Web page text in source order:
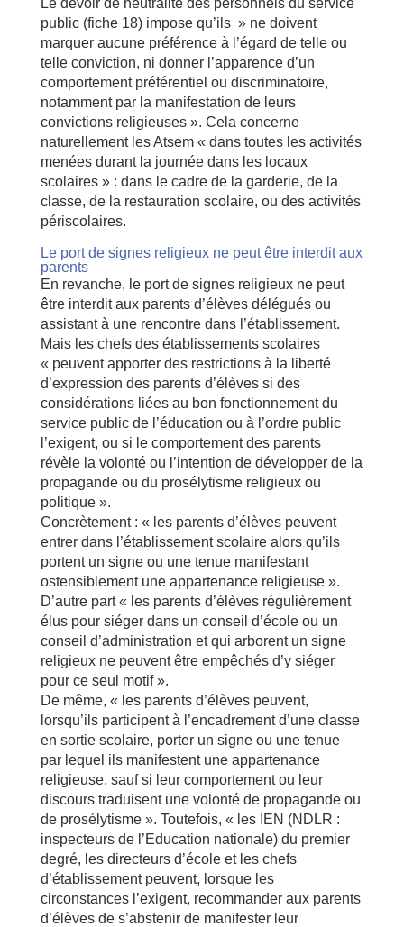
public (fiche 18) impose qu’ils » ne doivent
marquer aucune préférence à l’égard de telle ou
telle conviction, ni donner l’apparence d’un
comportement préférentiel ou discriminatoire,
notamment par la manifestation de leurs
convictions religieuses ». Cela concerne
naturellement les Atsem « dans toutes les activités
menées durant la journée dans les locaux
scolaires » : dans le cadre de la garderie, de la
classe, de la restauration scolaire, ou des activités
périscolaires.
Le port de signes religieux ne peut être interdit aux
parents
En revanche, le port de signes religieux ne peut
être interdit aux parents d’élèves délégués ou
assistant à une rencontre dans l’établissement.
Mais les chefs des établissements scolaires
« peuvent apporter des restrictions à la liberté
d’expression des parents d’élèves si des
considérations liées au bon fonctionnement du
service public de l’éducation ou à l’ordre public
l’exigent, ou si le comportement des parents
révèle la volonté ou l’intention de développer de la
propagande ou du prosélytisme religieux ou
politique ».
Concrètement : « les parents d’élèves peuvent
entrer dans l’établissement scolaire alors qu’ils
portent un signe ou une tenue manifestant
ostensiblement une appartenance religieuse ».
D’autre part « les parents d’élèves régulièrement
élus pour siéger dans un conseil d’école ou un
conseil d’administration et qui arborent un signe
religieux ne peuvent être empêchés d’y siéger
pour ce seul motif ».
De même, « les parents d’élèves peuvent,
lorsqu’ils participent à l’encadrement d’une classe
en sortie scolaire, porter un signe ou une tenue
par lequel ils manifestent une appartenance
religieuse, sauf si leur comportement ou leur
discours traduisent une volonté de propagande ou
de prosélytisme ». Toutefois, « les IEN (NDLR :
inspecteurs de l’Education nationale) du premier
degré, les directeurs d’école et les chefs
d’établissement peuvent, lorsque les
circonstances l’exigent, recommander aux parents
d’élèves de s’abstenir de manifester leur